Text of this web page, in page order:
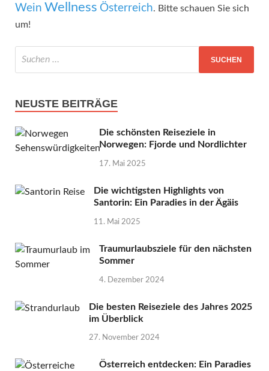
Wein Wellness Österreich. Bitte schauen Sie sich
um!
NEUSTE BEITRÄGE
Die schönsten Reiseziele in
Norwegen: Fjorde und Nordlichter
17. Mai 2025
Die wichtigsten Highlights von
Santorin: Ein Paradies in der Ägäis
11. Mai 2025
Traumurlaubsziele für den nächsten
Sommer
4. Dezember 2024
Die besten Reiseziele des Jahres 2025
im Überblick
27. November 2024
Österreich entdecken: Ein Paradies